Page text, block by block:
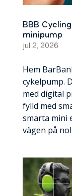
BBB
minipump
jul 2, 2026
Hem
cykelpump.
med digital
fylld med
smarta mini
vägen på